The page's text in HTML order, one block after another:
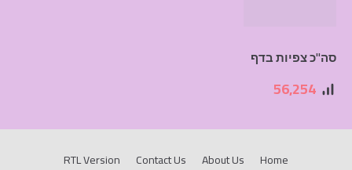
סה"כ צפיות בדף
56,254
Home
About Us
Contact Us
RTL Version